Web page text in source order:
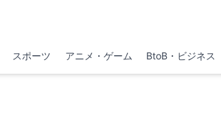
スポーツ アニメ・ゲーム BtoB・ビジネス